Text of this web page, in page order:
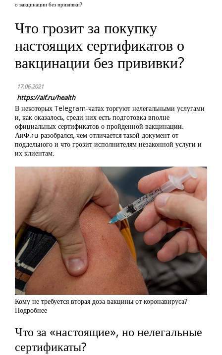
о вакцинации без прививки?
Что грозит за покупку
настоящих сертификатов о
вакцинации без прививки?
17.06.2021
https://aif.ru/health
В некоторых Telegram-чатах торгуют нелегальными услугами
и, как оказалось, среди них есть подготовка вполне
официальных сертификатов о пройденной вакцинации.
АиФ.ru разобрался, чем отличается такой документ от
поддельного и что грозит исполнителям незаконной услуги и
их клиентам.
Кому не требуется вторая доза вакцины от коронавируса?
Подробнее
Что за «настоящие», но нелегальные
сертификаты?